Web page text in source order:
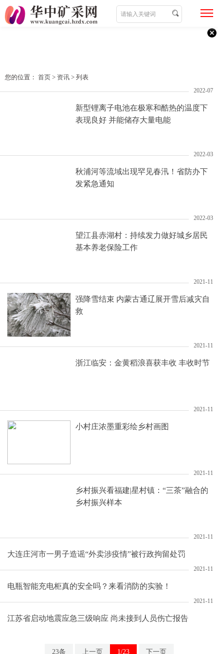
您的位置： 首页 > 资讯 > 列表
新型锂离子电池在极寒和酷热的温度下
表现良好 并能储存大量电能
2022-07
秋浦河等流域出现罕见春汛！省防办下
发紧急通知
2022-03
望江县赤湖村：持续发力做好城乡居民
基本养老保险工作
2022-03
强降雪结束 内蒙古通辽展开雪后减灾自
救
2021-11
浙江临安：金黄稻浪喜获丰收 丰收时节
2021-11
小村庄浓墨重彩绘乡村画图
2021-11
乡村振兴看福建|星村镇：“三茶”融合的
乡村振兴样本
2021-11
大连庄河市一男子造谣“外卖涉疫情”被行政拘留处罚
2021-11
电瓶智能充电柜真的安全吗？来看消防的实验！
2021-11
江苏省启动地震应急三级响应 尚未接到人员伤亡报告
2021-11
23条 上一页 1/23 下一页